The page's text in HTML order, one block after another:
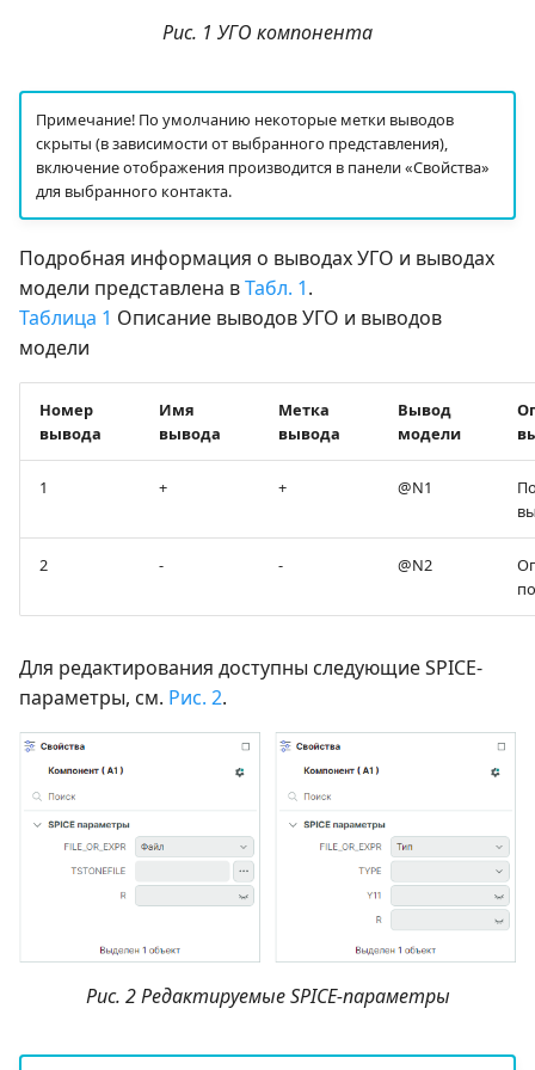
Рис. 1 УГО компонента
Примечание! По умолчанию некоторые метки выводов
скрыты (в зависимости от выбранного представления),
включение отображения производится в панели «Свойства»
для выбранного контакта.
Подробная информация о выводах УГО и выводах
модели представлена вТабл. 1.
Таблица 1 Описание выводов УГО и выводов
модели
Номер
вывода
Имя
вывода
Метка
вывода
Вывод
модели
1 + + @N1
2 - - @N2
Для редактирования доступны следующие SPICE-
параметры, см. Рис. 2.
Рис. 2 Редактируемые SPICE-параметры